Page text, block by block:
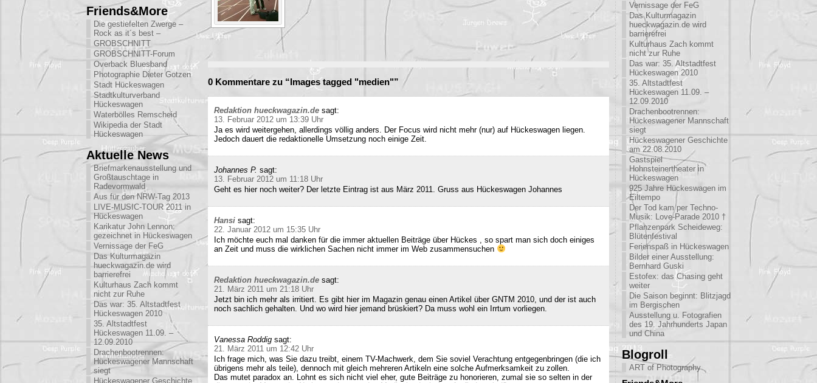
Friends&More
Die gestiefelten Zwerge –
Rock as it´s best –
GROBSCHNITT
GROBSCHNITT-Forum
Overback Bluesband
Photographie Dieter Gotzen
Stadt Hückeswagen
Stadtkulturverband
Hückeswagen
Waterbölles Remscheid
Wikipedia der Stadt
Hückeswagen
Aktuelle News
Briefmarkenausstellung und
Großtauschtage in
Radevormwald
Aus für den NRW-Tag 2013
LIVE-MUSIC-TOUR 2011 in
Hückeswagen
Karikatur John Lennon:
gezeichnet in Hückeswagen
Vernissage der FeG
Das Kulturmagazin
hueckwagazin.de wird
barrierefrei
Kulturhaus Zach kommt
nicht zur Ruhe
Das war: 35. Altstadtfest
Hückeswagen 2010
35. Altstadtfest
Hückeswagen 11.09. –
12.09.2010
Drachenbootrennen:
Hückeswagener Mannschaft
siegt
Hückeswagener Geschichte
0 Kommentare zu “Images tagged "medien"”
Redaktion hueckwagazin.de sagt:
13. Februar 2012 um 13:39 Uhr
Ja es wird weitergehen, allerdings völlig anders. Der Focus wird nicht mehr (nur) auf Hückeswagen liegen.
Jedoch dauert die redaktionelle Umsetzung noch einige Zeit.
Johannes P. sagt:
13. Februar 2012 um 11:18 Uhr
Geht es hier noch weiter? Der letzte Eintrag ist aus März 2011. Gruss aus Hückeswagen Johannes
Hansi sagt:
22. Januar 2012 um 15:35 Uhr
Ich möchte euch mal danken für die immer aktuellen Beiträge über Hückes , so spart man sich doch einiges
an Zeit und muss die wirklichen Sachen nicht immer im Web zusammensuchen
Redaktion hueckwagazin.de sagt:
21. März 2011 um 21:18 Uhr
Jetzt bin ich mehr als irritiert. Es gibt hier im Magazin genau einen Artikel über GNTM 2010, und der ist auch
noch sachlich gehalten. Und wo wird hier jemand brüskiert? Da muss wohl ein Irrtum vorliegen.
Vanessa Roddig sagt:
21. März 2011 um 12:42 Uhr
Ich frage mich, was Sie dazu treibt, einem TV-Machwerk, dem Sie soviel Verachtung entgegenbringen (die ich
übrigens mehr als teile), dennoch mit gleich mehreren Artikeln eine solche Aufmerksamkeit zu zollen.
Das mutet paradox an. Lohnt es sich nicht viel eher, gute Beiträge zu honorieren, zumal sie so selten in der
Vernissage der FeG
Das Kulturmagazin
hueckwagazin.de wird
barrierefrei
Kulturhaus Zach kommt
nicht zur Ruhe
Das war: 35. Altstadtfest
Hückeswagen 2010
35. Altstadtfest
Hückeswagen 11.09. –
12.09.2010
Drachenbootrennen:
Hückeswagener Mannschaft
siegt
Hückeswagener Geschichte
am 22.08.2010
Gastspiel
Hohnsteinertheater in
Hückeswagen
925 Jahre Hückeswagen im
Eiltempo
Der Tod kam per Techno-
Musik: Love-Parade 2010 †
Pflanzenpark Scheideweg:
Blütenfestival
Ferienspaß in Hückeswagen
Bilder einer Ausstellung:
Bernhard Guski
Estofex: das Chasing geht
weiter
Die Saison beginnt: Blitzjagd
im Bergischen
Ausstellung u. Fotografien
des 19. Jahrhunderts Japan
und China
Blogroll
ART of Photography